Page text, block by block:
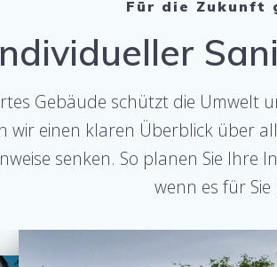
Für die Zukunft
Gebäude schützt die Umwelt
wir einen klaren Überblick über
senken. So planen Sie Ihre
wenn es für Sie